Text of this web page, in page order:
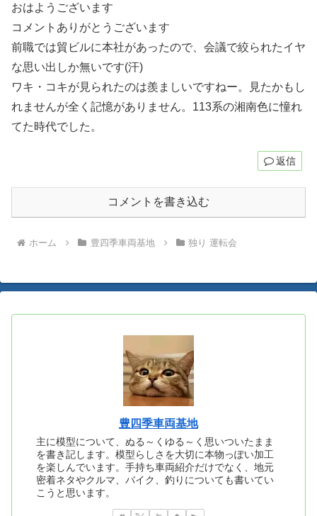
おはようございます
コメントありがとうございます
前職では貿ビルに本社があったので、会議で絞られたイヤ
な思い出しか無いです(汗)
ワキ・コキが見られたのは羨ましいですねー。見たかもし
れませんが全く記憶がありません。113系の湘南色に憧れ
てた時代でした。
返信
コメントを書き込む
ホーム 豊四季車両基地 独り 運転会
豊四季車両基地
主に模型について、ぬる～くゆる～く思いついたまま
を書き記します。模型らしさを大切に本物っぽい加工
を楽しんでいます。手持ち車両紹介だけでなく、地元
密着ネタやクルマ、バイク、釣りについても書いてい
こうと思います。